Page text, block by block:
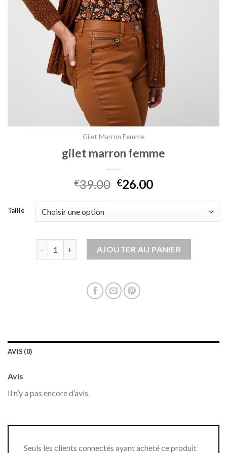
Gilet Marron Femme
gilet marron femme
€39.00 €26.00
Taille
AJOUTER AU PANIER
AVIS (0)
Avis
Il n’y a pas encore d’avis.
Seuls les clients connectés ayant acheté ce produit